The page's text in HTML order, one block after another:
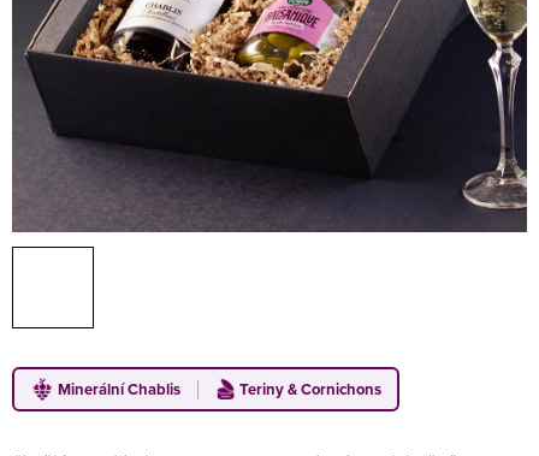
Minerální Chablis Teriny & Cornichons